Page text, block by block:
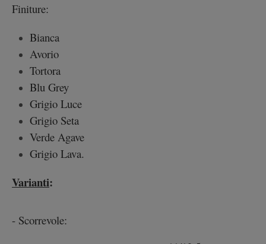
Finiture:
Bianca
Avorio
Tortora
Blu Grey
Grigio Luce
Grigio Seta
Verde Agave
Grigio Lava.
Varianti:
- Scorrevole: